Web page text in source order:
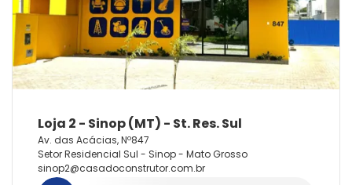
Av. das Acácias, Nº847
Setor Residencial Sul - Sinop - Mato Grosso
sinop2@casadoconstrutor.com.br